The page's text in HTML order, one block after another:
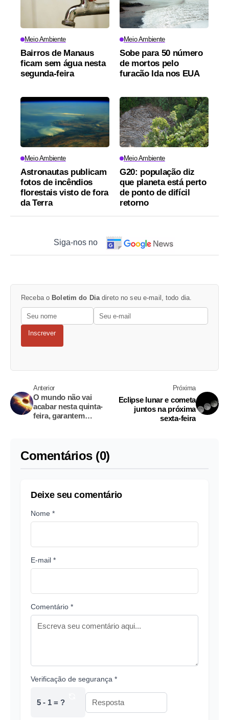
Meio Ambiente
Bairros de Manaus
ficam sem água nesta
segunda-feira
Meio Ambiente
Sobe para 50 número
de mortos pelo
furacão Ida nos EUA
Meio Ambiente
Astronautas publicam
fotos de incêndios
florestais visto de fora
da Terra
Meio Ambiente
G20: população diz
que planeta está perto
de ponto de difícil
retorno
Siga-nos no
Receba o Boletim do Dia direto no seu e-mail, todo dia.
Inscrever
Anterior
O mundo não vai
acabar nesta quinta-
feira, garantem
Próxima
Eclipse lunar e cometa
juntos na próxima
sexta-feira
Comentários (0)
Deixe seu comentário
Nome *
E-mail *
Comentário *
Verificação de segurança *
5 - 1 = ?